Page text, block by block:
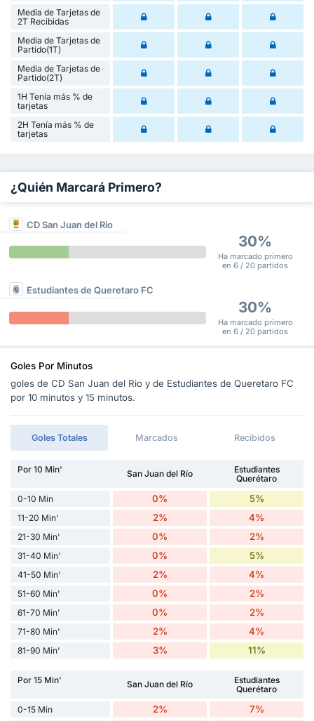
Media de Tarjetas de
2T Recibidas
Media de Tarjetas de
Partido(1T)
Media de Tarjetas de
Partido(2T)
1H Tenía más % de
tarjetas
2H Tenía más % de
tarjetas
¿Quién Marcará Primero?
CD San Juan del Rio
30%
Ha marcado primero
en 6 / 20 partidos
Estudiantes de Queretaro FC
30%
Ha marcado primero
en 6 / 20 partidos
Goles Por Minutos
goles de CD San Juan del Rio y de Estudiantes de Queretaro FC
por 10 minutos y 15 minutos.
Goles Totales Marcados Recibidos
Por 10 Min' San Juan del Río
Estudiantes
Querétaro
0-10 Min
0% 5%
11-20 Min' 2% 4%
21-30 Min' 0% 2%
31-40 Min' 0% 5%
41-50 Min' 2% 4%
51-60 Min' 0% 2%
61-70 Min' 0% 2%
71-80 Min' 2% 4%
81-90 Min' 3% 11%
Por 15 Min' San Juan del Río
Estudiantes
Querétaro
0-15 Min
2% 7%